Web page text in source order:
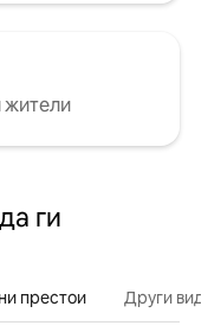
жители
ги
престои Други